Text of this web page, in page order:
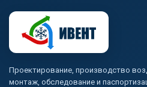
Проектирование, производство
монтаж, обследование и